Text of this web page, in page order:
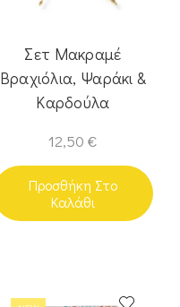
Σετ Μακραμέ
Βραχιόλια, Ψαράκι &
Καρδούλα
12,50 €
Προσθήκη Στο
Καλάθι